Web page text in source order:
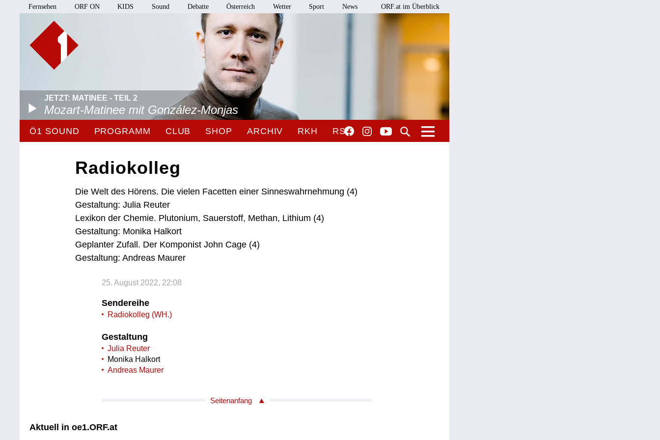
Fernsehen ORF ON KIDS Sound Debatte Österreich Wetter Sport News ORF.at im Überblick
JETZT: MATINEE - TEIL 2
Mozart-Matinee mit González-Monjas
Ö1 SOUND PROGRAMM CLUB SHOP ARCHIV RKH RSO
Radiokolleg
Die Welt des Hörens. Die vielen Facetten einer Sinneswahrnehmung (4)
Gestaltung: Julia Reuter
Lexikon der Chemie. Plutonium, Sauerstoff, Methan, Lithium (4)
Gestaltung: Monika Halkort
Geplanter Zufall. Der Komponist John Cage (4)
Gestaltung: Andreas Maurer
25. August 2022, 22:08
Sendereihe
Radiokolleg (WH.)
Gestaltung
Julia Reuter
Monika Halkort
Andreas Maurer
Seitenanfang
Aktuell in oe1.ORF.at